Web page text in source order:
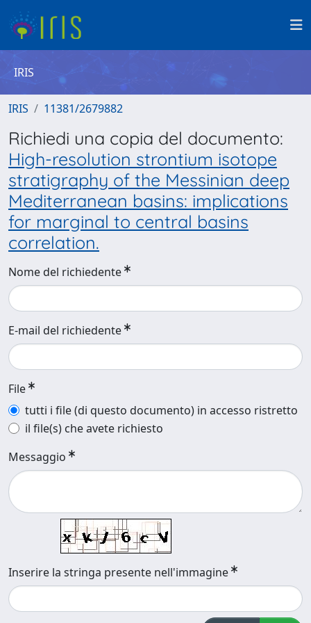
IRIS
IRIS 11381/2679882
Richiedi una copia del documento:
High-resolution strontium isotope
stratigraphy of the Messinian deep
Mediterranean basins: implications
for marginal to central basins
correlation.
Nome del richiedente
E-mail del richiedente
File
tutti i file (di questo documento) in accesso ristretto
il file(s) che avete richiesto
Messaggio
Inserire la stringa presente nell'immagine